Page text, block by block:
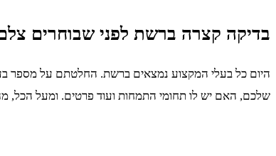
בדיקה קצרה ברשת לפני שבוחרים
היום כל בעלי המקצוע נמצאים ברשת. החלטתם על מספר
שלכם, האם יש לו תחומי התמחות ועוד פרטים. ומעל הכל,